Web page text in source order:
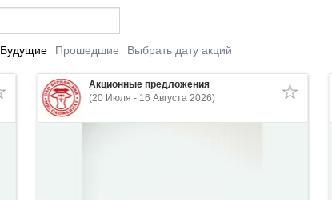
Будущие Прошедшие Выбрать дату акций
Акционные предложения
(20 Июля - 16 Августа 2026)